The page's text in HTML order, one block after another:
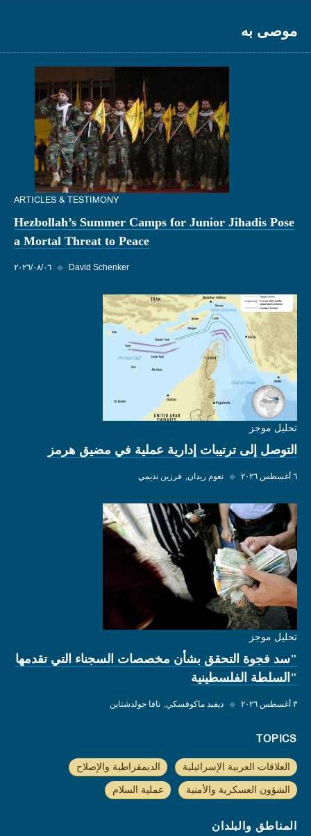
موصى به
ARTICLES & TESTIMONY
Hezbollah’s Summer Camps for Junior Jihadis Pose
a Mortal Threat to Peace
٠٦‏/٠٨‏/٢٠٢٦ ◆ David Schenker
تحليل موجز
التوصل إلى ترتيبات إدارية عملية في مضيق هرمز
٦ أغسطس ٢٠٢٦ ◆ نعوم ريدان فرزين نديمي
تحليل موجز
"سد فجوة التحقق بشأن مخصصات السجناء التي تقدمها
"السلطة الفلسطينية
٣ أغسطس ٢٠٢٦ ◆ ديفيد ماكوفسكي نافا جولدشتاين
TOPICS
العلاقات العربية الإسرائيلية الديمقراطية والإصلاح
الشؤون العسكرية والأمنية عملية السلام
المناطق والبلدان